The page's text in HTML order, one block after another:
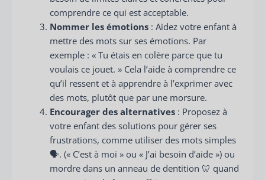
comprendre ce qui est acceptable.
Nommer les émotions: Aidez votre enfant à
mettre des mots sur ses émotions. Par
exemple : « Tu étais en colère parce que tu
voulais ce jouet. » Cela l’aide à comprendre ce
qu’il ressent et à apprendre à l’exprimer avec
des mots, plutôt que par une morsure.
Encourager des alternatives: Proposez à
votre enfant des solutions pour gérer ses
frustrations, comme utiliser des mots simples
🗣️. (« C’est à moi » ou « J’ai besoin d’aide ») ou
mordre dans un anneau de dentition 🦷 quand